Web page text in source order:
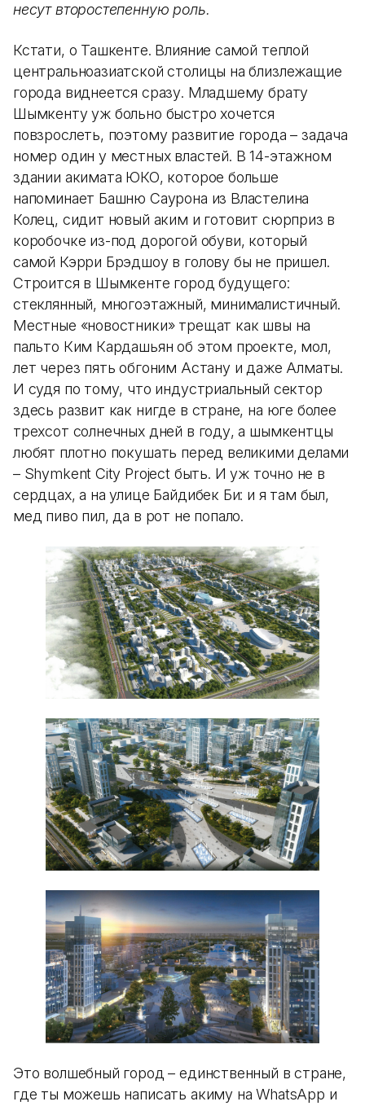
несут второстепенную роль.
Кстати, о Ташкенте. Влияние самой теплой
центральноазиатской столицы на близлежащие
города виднеется сразу. Младшему брату
Шымкенту уж больно быстро хочется
повзрослеть, поэтому развитие города – задача
номер один у местных властей. В 14-этажном
здании акимата ЮКО, которое больше
напоминает Башню Саурона из Властелина
Колец, сидит новый аким и готовит сюрприз в
коробочке из-под дорогой обуви, который
самой Кэрри Брэдшоу в голову бы не пришел.
Строится в Шымкенте город будущего:
стеклянный, многоэтажный, минималистичный.
Местные «новостники» трещат как швы на
пальто Ким Кардашьян об этом проекте, мол,
лет через пять обгоним Астану и даже Алматы.
И судя по тому, что индустриальный сектор
здесь развит как нигде в стране, на юге более
трехсот солнечных дней в году, а шымкентцы
любят плотно покушать перед великими делами
– Shymkent City Project быть. И уж точно не в
сердцах, а на улице Байдибек Би: и я там был,
мед пиво пил, да в рот не попало.
Это волшебный город – единственный в стране,
где ты можешь написать акиму на WhatsApp и